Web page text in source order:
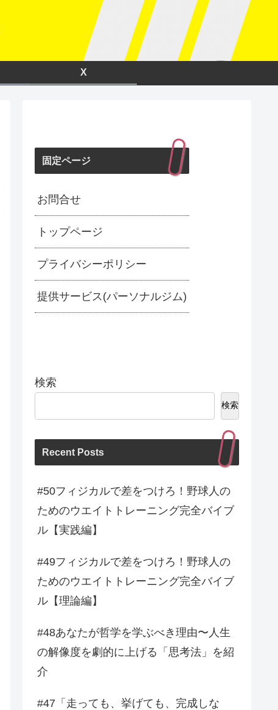
X
固定ページ
お問合せ
トップページ
プライバシーポリシー
提供サービス(パーソナルジム)
検索
検索
Recent Posts
#50フィジカルで差をつけろ！野球人の
ためのウエイトトレーニング完全バイブ
ル【実践編】
#49フィジカルで差をつけろ！野球人の
ためのウエイトトレーニング完全バイブ
ル【理論編】
#48あなたが哲学を学ぶべき理由〜人生
の解像度を劇的に上げる「思考法」を紹
介
#47「走っても、挙げても、完成しな